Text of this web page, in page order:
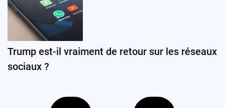
Trump est-il vraiment de retour sur les réseaux
sociaux ?